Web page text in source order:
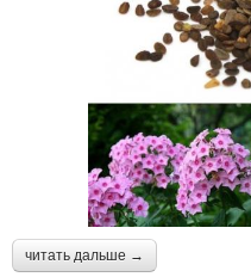
читать дальше →